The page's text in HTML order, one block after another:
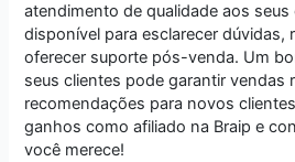
atendimento de qualidade aos seus
disponível para esclarecer dúvidas,
oferecer suporte pós-venda. Um
seus clientes pode garantir vendas
recomendações para novos
ganhos como afiliado na Braip e
você merece!